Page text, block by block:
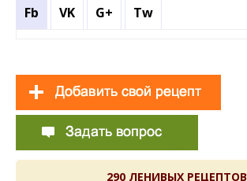
Fb VK G+ Tw
290 ЛЕНИВЫХ РЕЦЕПТОВ